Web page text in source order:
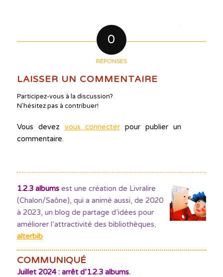
0
RÉPONSES
LAISSER UN COMMENTAIRE
Participez-vous à la discussion?
N'hésitez pas à contribuer!
Vous devez vous connecter pour publier un
commentaire.
1.2.3 albumsest une création de Livralire
(Chalon/Saône), qui a animé aussi, de 2020
à 2023, un blog de partage d’idées pour
améliorer l’attractivité des bibliothèques,
alterbib
COMMUNIQUÉ
Juillet 2024 : arrêt d’1.2.3 albums.